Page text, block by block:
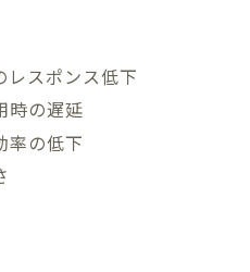
レスポンス低下
時の遅延
率の低下